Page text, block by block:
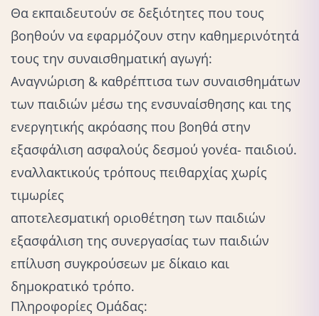
Θα εκπαιδευτούν σε δεξιότητες που τους
βοηθούν να εφαρμόζουν στην καθημερινότητά
τους την συναισθηματική αγωγή:
Αναγνώριση & καθρέπτισα των συναισθημάτων
των παιδιών μέσω της ενσυναίσθησης και της
ενεργητικής ακρόασης που βοηθά στην
εξασφάλιση ασφαλούς δεσμού γονέα- παιδιού.
εναλλακτικούς τρόπους πειθαρχίας χωρίς
τιμωρίες
αποτελεσματική οριοθέτηση των παιδιών
εξασφάλιση της συνεργασίας των παιδιών
επίλυση συγκρούσεων με δίκαιο και
δημοκρατικό τρόπο.
Πληροφορίες Ομάδας: